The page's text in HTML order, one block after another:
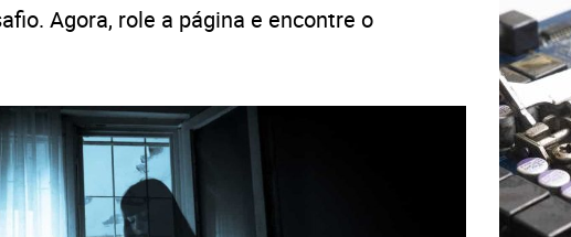
Agora, role a página e encontre o